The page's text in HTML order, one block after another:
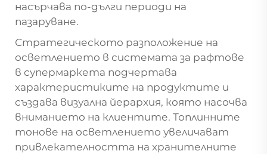
насърчава по-дълги периоди на
пазаруване.
Стратегическото разположение на
осветлението в системата за рафтове
в супермаркета подчертава
характеристиките на продуктите и
създава визуална йерархия, която насочва
вниманието на клиентите. Топлинните
тонове на осветлението увеличават
привлекателността на хранителните